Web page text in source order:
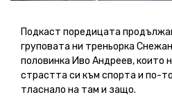
Подкаст поредицата
груповата ни треньорка
половинка Иво Андреев, които
страстта си към спорта и по-
тласнало на там и защо.